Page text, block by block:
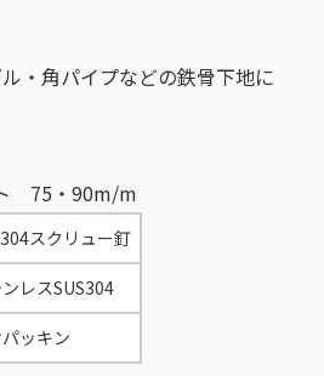
・角パイプなどの鉄骨下地に
75・90m/m
スクリュー釘
レスSUS304
ッキン